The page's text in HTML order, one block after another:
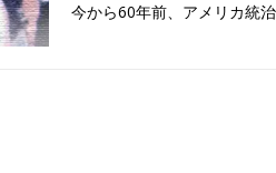
今から60年前、アメリカ統